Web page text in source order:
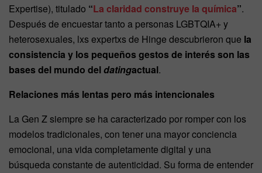
Expertise), titulado “La claridad construye la química”.
Después de encuestar tanto a personas LGBTQIA+ y
heterosexuales, lxs expertxs de Hinge descubrieron que la
consistencia y los pequeños gestos de interés son las
bases del mundo deldatingactual.
Relaciones más lentas pero más intencionales
La Gen Z siempre se ha caracterizado por romper con los
modelos tradicionales, con tener una mayor conciencia
emocional, una vida completamente digital y una
búsqueda constante de autenticidad. Su forma de entender